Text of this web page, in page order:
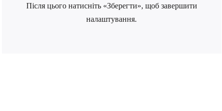
Після цього натисніть «Зберегти», щоб завершити
налаштування.